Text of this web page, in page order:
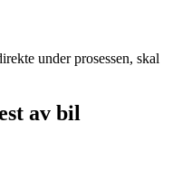
under prosessen, skal
av bil